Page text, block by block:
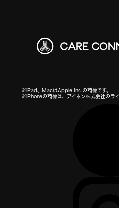
※iPad、MacはApple Inc.の商標です。
※iPhoneの商標は、アイホン株式会社のラ